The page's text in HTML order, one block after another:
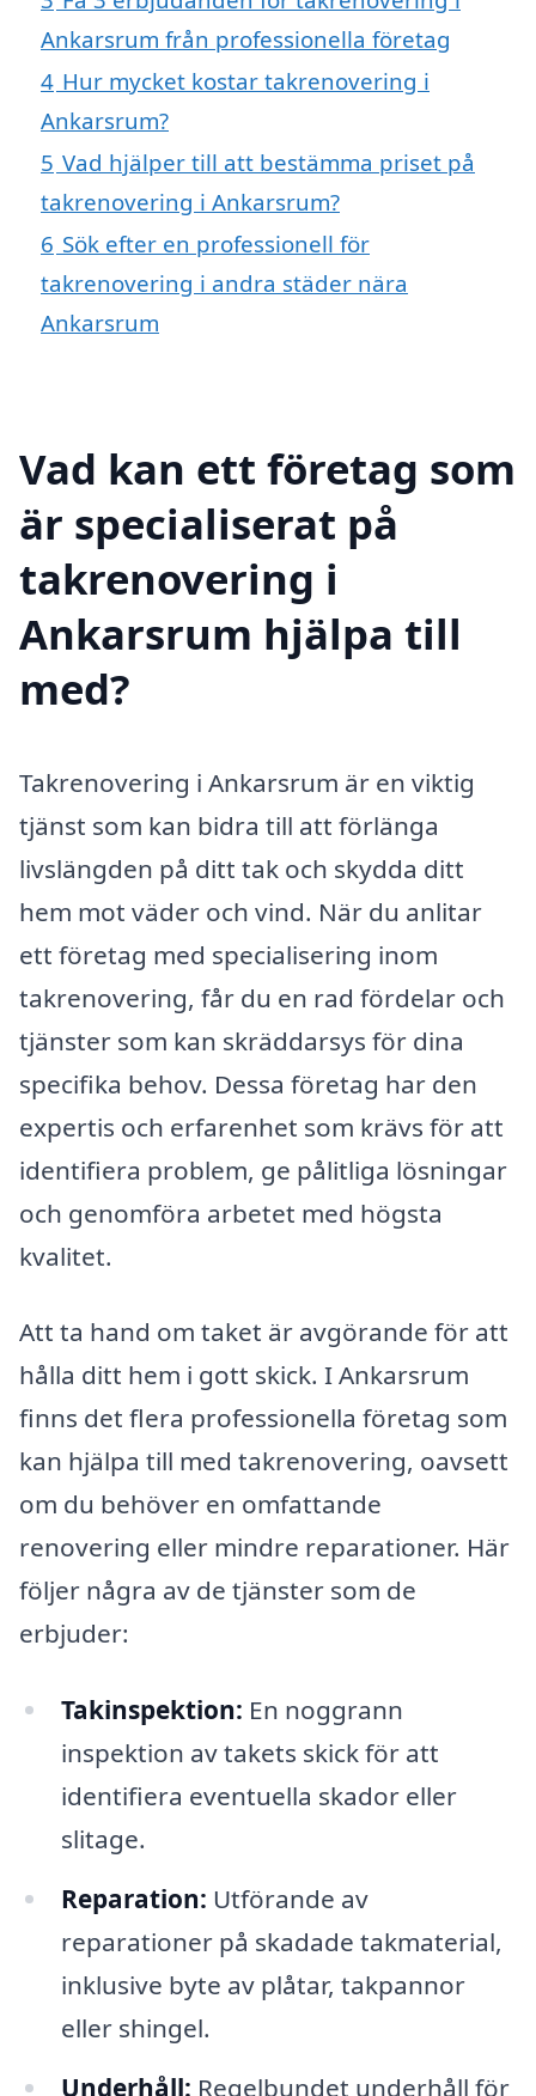
Ankarsrum från professionella företag
4 Hur mycket kostar takrenovering i
Ankarsrum?
5 Vad hjälper till att bestämma priset på
takrenovering i Ankarsrum?
6 Sök efter en professionell för
takrenovering i andra städer nära
Ankarsrum
Vad kan ett företag som
är specialiserat på
takrenovering i
Ankarsrum hjälpa till
med?
Takrenovering i Ankarsrum är en viktig
tjänst som kan bidra till att förlänga
livslängden på ditt tak och skydda ditt
hem mot väder och vind. När du anlitar
ett företag med specialisering inom
takrenovering, får du en rad fördelar och
tjänster som kan skräddarsys för dina
specifika behov. Dessa företag har den
expertis och erfarenhet som krävs för att
identifiera problem, ge pålitliga lösningar
och genomföra arbetet med högsta
kvalitet.
Att ta hand om taket är avgörande för att
hålla ditt hem i gott skick. I Ankarsrum
finns det flera professionella företag som
kan hjälpa till med takrenovering, oavsett
om du behöver en omfattande
renovering eller mindre reparationer. Här
följer några av de tjänster som de
erbjuder:
Takinspektion: En noggrann
inspektion av takets skick för att
identifiera eventuella skador eller
slitage.
Reparation: Utförande av
reparationer på skadade takmaterial,
inklusive byte av plåtar, takpannor
eller shingel.
Underhåll: Regelbundet underhåll för